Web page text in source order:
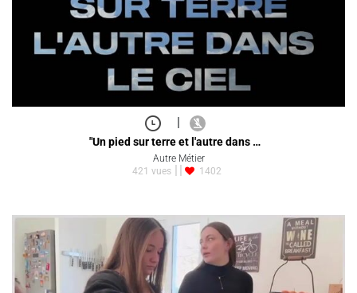
|
"Un pied sur terre et l'autre dans …
Autre Métier
421 vues
1402